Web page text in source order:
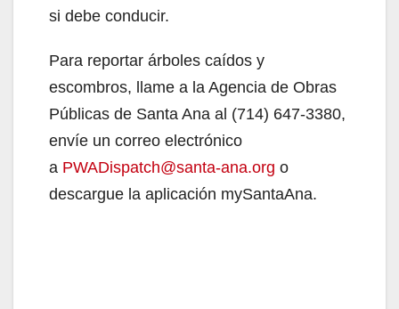
si debe conducir.
Para reportar árboles caídos y
escombros, llame a la Agencia de Obras
Públicas de Santa Ana al (714) 647-3380,
envíe un correo electrónico
a PWADispatch@santa-ana.org o
descargue la aplicación mySantaAna.